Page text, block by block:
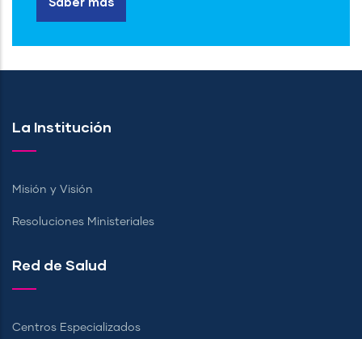
La Institución
Misión y Visión
Resoluciones Ministeriales
Red de Salud
Centros Especializados